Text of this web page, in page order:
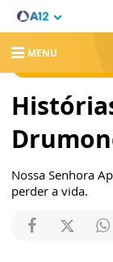
MENU
REVISTA DE
Nossa Senhora
perder a vida.